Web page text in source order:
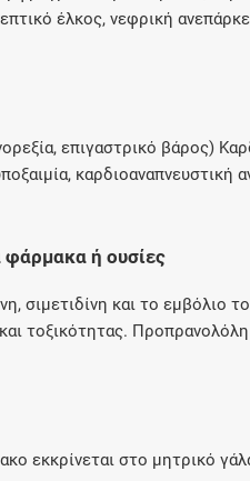
έλκος, νεφρική
επιγαστρικό βάρος)
καρδιοαναπνευστική
φάρμακα ή ουσίες
σιμετιδίνη και το εμβόλιο
τοξικότητας.
εκκρίνεται στο μητρικό